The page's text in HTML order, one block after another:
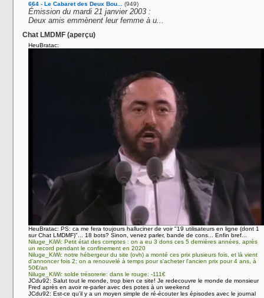
664 - Le Cabaret des Deux Bou... (949)
Émission du mardi 21 janvier 2003 :
Deux amis emmènent leur femme à u...
Chat LMDMF (aperçu)
HeuBratac:
HeuBratac: PS: ca me fera toujours halluciner de voir "19 utilisateurs en ligne (dont 1
sur Chat LMDMF)"... 18 bots? Sinon, venez parler, bande de cons... Enfin bref...
Niluge_KiWi: Petit état des comptes : on a eu 3 dons ces 5 dernières années, après
un record pendant le confinement en 2020
Niluge_KiWi: notre hébergeur du site (ovh) a monté ces prix plusieurs fois, et là vient
d'annoncer fois 2; on a renouvelé à temps pour s'acheter l'ancien prix pour 4 ans, à
50€/an
Niluge_KiWi: solde trésorerie: dans le rouge: -111€
JCdu92: Salut tout le monde, trop bien ce site! Je redecouvre le monde de monsieur
Fred après en avoir re-parler avec des potes à un weekend
JCdu92: Est-ce qu’il y a un moyen simple de ré-écouter les épisodes avec le journal